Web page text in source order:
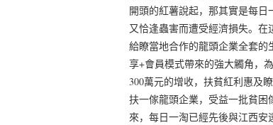
開頭的紅薯說起，那其實是每日
又恰逢蟲害而遭受經濟損失。
給瞭當地合作的龍頭企業全套
享+會員模式帶來的強大觸角，
300萬元的增收，扶貧紅利惠及
扶一傢龍頭企業，受益一批貧困
來，每日一淘已經先後與江西